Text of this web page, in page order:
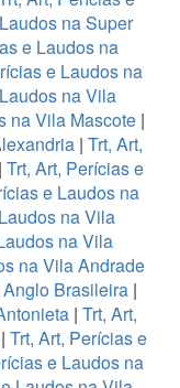
na Super
e Laudos na
e Laudos na
na Vila
na Vila Mascote |
| Trt, Art,
| Trt, Art, Perícias e
e Laudos na
na Vila
na Vila
na Vila Andrade
Brasileira |
| Trt, Art,
Trt, Art, Perícias e
e Laudos na